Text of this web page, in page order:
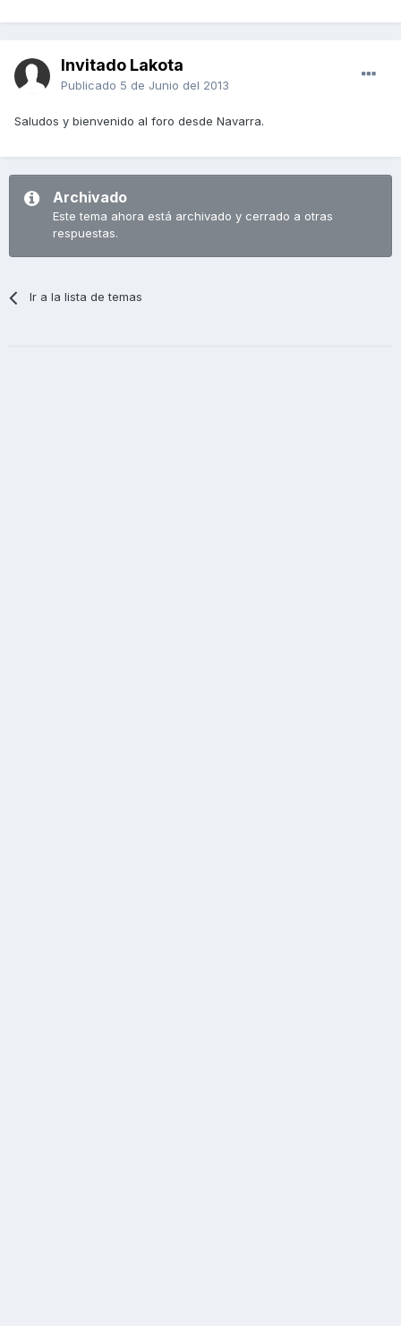
Invitado Lakota
Publicado 5 de Junio del 2013
Saludos y bienvenido al foro desde Navarra.
Archivado
Este tema ahora está archivado y cerrado a otras
respuestas.
Ir a la lista de temas